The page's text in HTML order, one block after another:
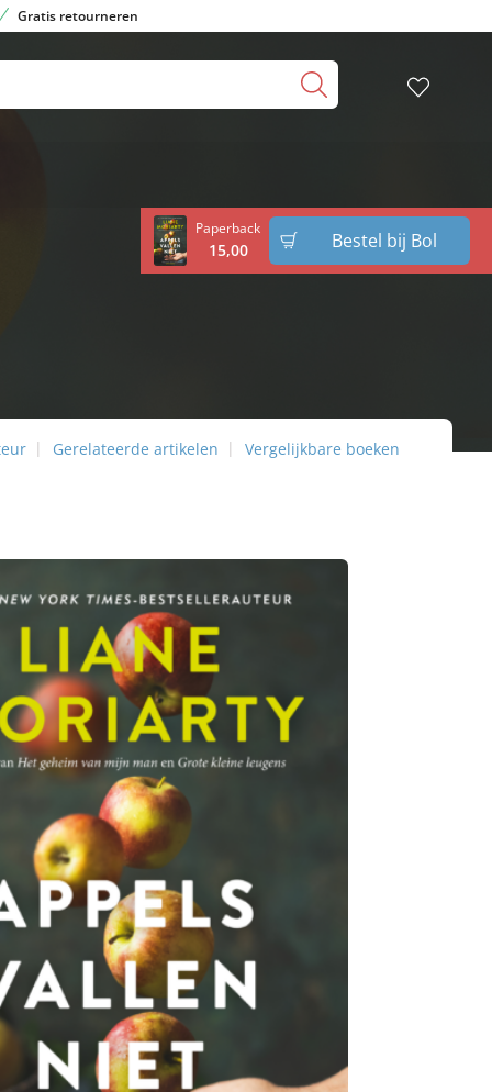
Gratis retourneren
Paperback
15,00 Bestel bij Bol
Gerelateerde artikelen Vergelijkbare boeken